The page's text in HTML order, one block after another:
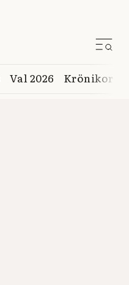
Val 2026 Krönikor